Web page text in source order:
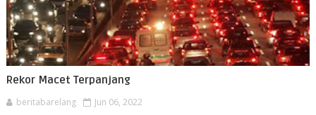
Rekor Macet Terpanjang
beritabarelang Jun 06, 2022